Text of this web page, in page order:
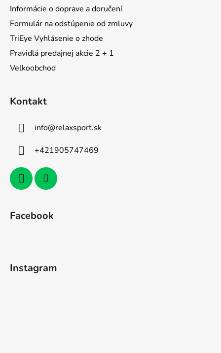
Informácie o doprave a doručení
Formulár na odstúpenie od zmluvy
TriEye Vyhlásenie o zhode
Pravidlá predajnej akcie 2 + 1
Veľkoobchod
Kontakt
info@relaxsport.sk
+421905747469
Facebook
Instagram